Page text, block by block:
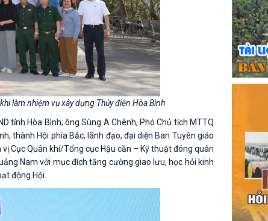
làm nhiệm vụ xây dựng Thủy điện Hòa Bình
tỉnh Hòa Bình; ông Sùng A Chênh, Phó Chủ tịch MTTQ
thành Hội phía Bắc; lãnh đạo, đại diện Ban Tuyên giáo
Cục Quân khí/Tổng cục Hậu cần – Kỹ thuật đóng quân
Nam với mục đích tăng cường giao lưu, học hỏi kinh
động Hội.